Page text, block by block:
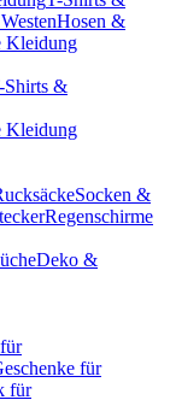
Hosen &
Kleidung
Shirts &
Kleidung
Socken &
Regenschirme
Deko &
für
für